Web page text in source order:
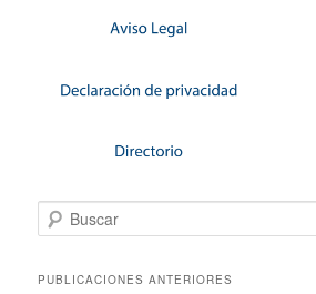
Buscar
PUBLICACIONES ANTERIORES